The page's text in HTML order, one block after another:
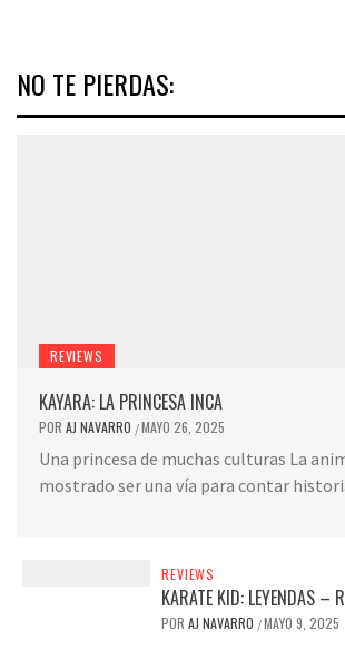
NO TE PIERDAS:
REVIEWS
KAYARA: LA PRINCESA INCA
POR AJ NAVARRO /MAYO 26, 2025
Una princesa de muchas culturas La
mostrado ser una vía para contar
REVIEWS
KARATE KID: LEYENDAS –
POR AJ NAVARRO /MAYO 9, 2025